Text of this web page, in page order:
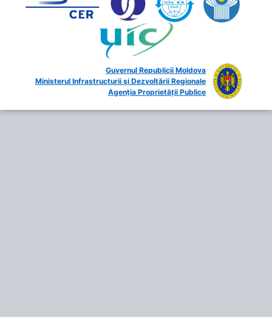
Guvernul Republicii Moldova
Ministerul Infrastructurii și Dezvoltării Regionale
Agenția Proprietății Publice